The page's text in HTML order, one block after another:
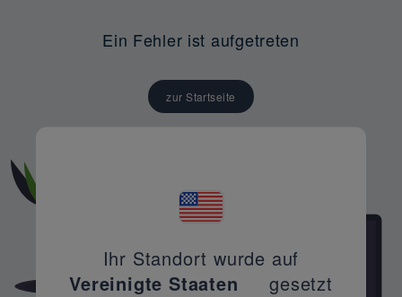
Ein Fehler ist aufgetreten
zur Startseite
Ihr Standort wurde auf
Vereinigte Staaten
gesetzt